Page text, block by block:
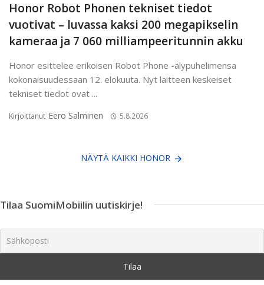
Honor Robot Phonen tekniset tiedot
vuotivat – luvassa kaksi 200 megapikselin
kameraa ja 7 060 milliampeeritunnin akku
Honor esittelee erikoisen Robot Phone -älypuhelimensa
kokonaisuudessaan 12. elokuuta. Nyt laitteen keskeiset
tekniset tiedot ovat ...
Kirjoittanut Eero Salminen 5.8.2026
NÄYTÄ KAIKKI HONOR
Tilaa SuomiMobiilin uutiskirje!